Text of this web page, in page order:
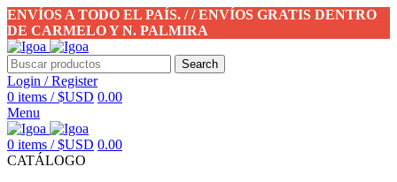
ENVÍOS A TODO EL PAÍS. / / ENVÍOS GRATIS DENTRO
DE CARMELO Y N. PALMIRA
Search
Login / Register
0 items / $USD 0.00
Menu
0 items / $USD 0.00
CATÁLOGO